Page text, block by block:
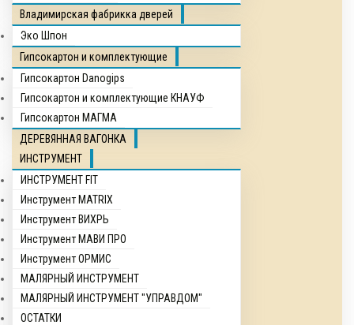
Владимирская фабрикка дверей
Эко Шпон
Гипсокартон и комплектующие
Гипсокартон Danogips
Гипсокартон и комплектующие КНАУФ
Гипсокартон МАГМА
ДЕРЕВЯННАЯ ВАГОНКА
ИНСТРУМЕНТ
ИНСТРУМЕНТ FIT
Инструмент MATRIX
Инструмент ВИХРЬ
Инструмент МАВИ ПРО
Инструмент ОРМИС
МАЛЯРНЫЙ ИНСТРУМЕНТ
МАЛЯРНЫЙ ИНСТРУМЕНТ "УПРАВДОМ"
ОСТАТКИ